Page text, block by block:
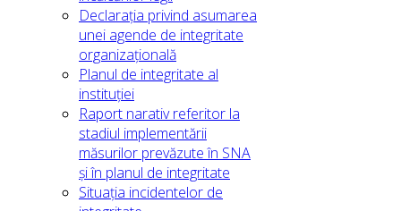
Declarația privind asumarea
unei agende de integritate
organizațională
Planul de integritate al
instituției
Raport narativ referitor la
stadiul implementării
măsurilor prevăzute în SNA
și în planul de integritate
Situația incidentelor de